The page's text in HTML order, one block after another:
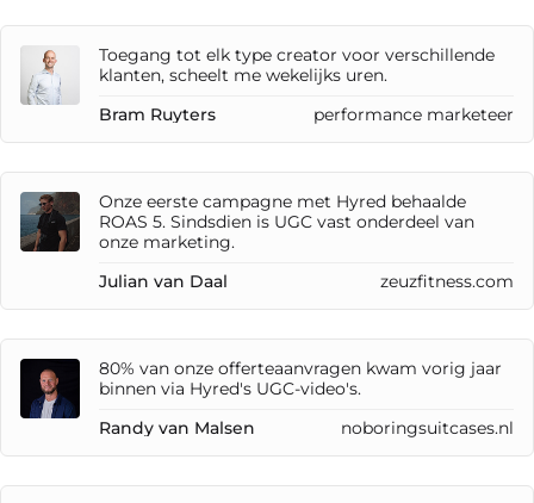
Toegang tot elk type creator voor verschillende
klanten, scheelt me wekelijks uren.
Bram Ruyters
performance marketeer
Onze eerste campagne met Hyred behaalde
ROAS 5. Sindsdien is UGC vast onderdeel van
onze marketing.
Julian van Daal
zeuzfitness.com
80% van onze offerteaanvragen kwam vorig jaar
binnen via Hyred's UGC-video's.
Randy van Malsen
noboringsuitcases.nl